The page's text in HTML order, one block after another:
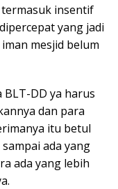
insentif
yang jadi
mesjid belum
DD ya harus
dan para
itu betul
ada yang
ada yang lebih